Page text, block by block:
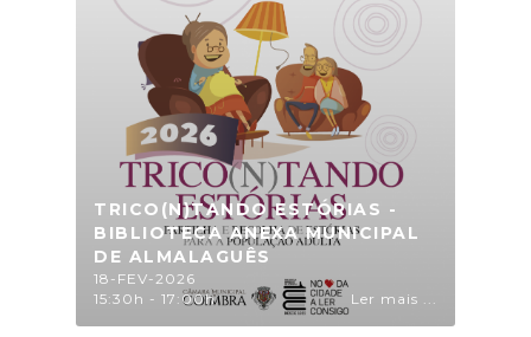
TRICO(N)TANDO ESTÓRIAS -
BIBLIOTECA ANEXA MUNICIPAL
DE ALMALAGUÊS
18-FEV-2026
15:30h - 17:00h
Ler mais ...